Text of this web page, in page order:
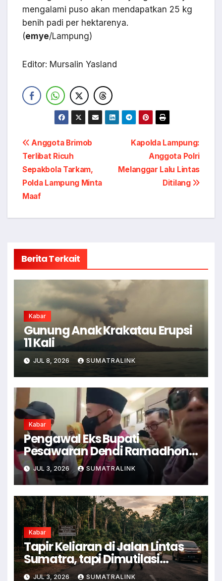
mengalami puso akan mendapatkan 25 kg
benih padi per hektarenya.
(emye/Lampung)
Editor: Mursalin Yasland
Navigasi
pos
Kapolda Lampung:
Anggota Polri
Melanggar Lalu Lintas
Ditilang
Anggota Brimob
Terlibat Ricuh
Sepakbola Tarkam,
Polda Lampung Minta
Maaf
Berita Terkait
Kabar
Gunung Anak Krakatau Erupsi
11 Kali
JUL 8, 2026 SUMATRALINK
Kabar
Pengawal Eks Bupati
Pesawaran Dendi Ramadhona
Pukul Kamera Wartawan
JUL 3, 2026 SUMATRALINK
Kabar
Tapir Keliaran di Jalan Lintas
Sumatra, tapi Dimutilasi
Warga
JUL 3, 2026 SUMATRALINK